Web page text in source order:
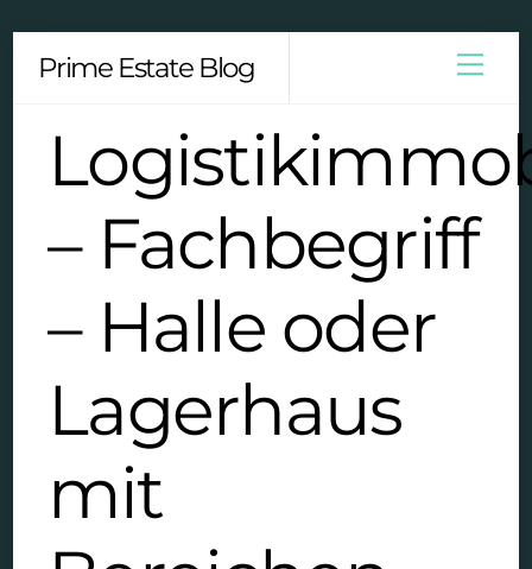
Prime Estate Blog
– Fachbegriff
– Halle oder
Lagerhaus
mit